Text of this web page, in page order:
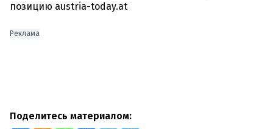
позицию austria-today.at
Реклама
Поделитесь материалом: